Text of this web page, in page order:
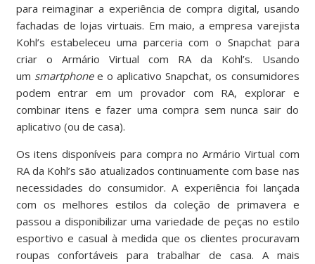
para reimaginar a experiência de compra digital, usando
fachadas de lojas virtuais. Em maio, a empresa varejista
Kohl’s estabeleceu uma parceria com o Snapchat para
criar o Armário Virtual com RA da Kohl’s. Usando
um smartphonee o aplicativo Snapchat, os consumidores
podem entrar em um provador com RA, explorar e
combinar itens e fazer uma compra sem nunca sair do
aplicativo (ou de casa).
Os itens disponíveis para compra no Armário Virtual com
RA da Kohl’s são atualizados continuamente com base nas
necessidades do consumidor. A experiência foi lançada
com os melhores estilos da coleção de primavera e
passou a disponibilizar uma variedade de peças no estilo
esportivo e casual à medida que os clientes procuravam
roupas confortáveis para trabalhar de casa. A mais